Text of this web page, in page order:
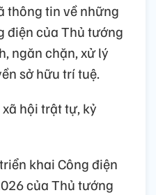
thông tin về những
điện của Thủ tướng
ngăn chặn, xử lý
sở hữu trí tuệ.
hội trật tự, kỷ
khai Công điện
của Thủ tướng